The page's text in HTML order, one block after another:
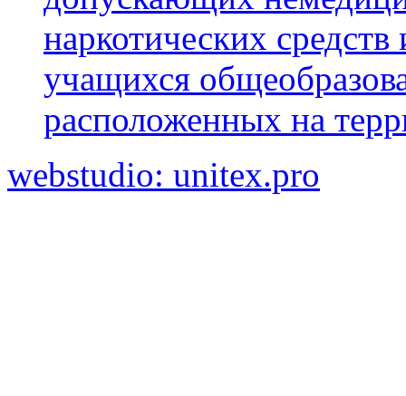
наркотических
учащихся
расположенных на
webstudio: unitex.pro